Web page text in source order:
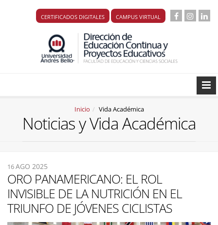
CERTIFICADOS DIGITALES CAMPUS VIRTUAL
Inicio Vida Académica
Noticias y Vida Académica
16AGO 2025
ORO PANAMERICANO: EL ROL
INVISIBLE DE LA NUTRICIÓN EN EL
TRIUNFO DE JÓVENES CICLISTAS